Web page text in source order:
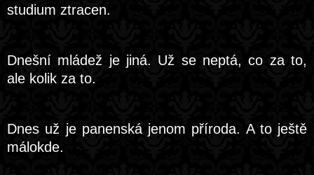
studium ztracen.
Dnešní mládež je jiná. Už se neptá, co za to,
ale kolik za to.
Dnes už je panenská jenom příroda. A to ještě
málokde.